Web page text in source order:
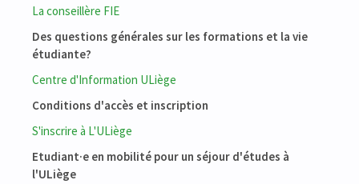
La conseillère FIE
Des questions générales sur les formations et la vie
étudiante?
Centre d'Information ULiège
Conditions d'accès et inscription
S'inscrire à L'ULiège
Etudiant·e en mobilité pour un séjour d'études à
l'ULiège